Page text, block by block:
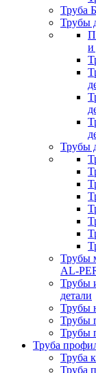
Труба
Трубы
и
Трубы
Трубы
AL-
Трубы
детали
Трубы
Трубы
Трубы
Труба
Труба
Труба